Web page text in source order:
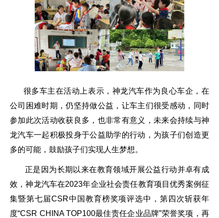
很多车主在活动上表示，神龙汽车作为良心车企，在
公司困难时期，仍坚持做公益，让车主们很受感动，同时
参加此次活动收获良多，也非常有意义，未来会持续与神
龙汽车一起积极投身于公益助学的行动，为孩子们创造更
多的可能，鼓励孩子们实现人生梦想。
正是因为长期以来在教育领域开展公益行动并卓有成
效，神龙汽车在2023年企业社会责任教育项目优秀案例征
集暨第七届CSR中国教育榜奖项评选中，第四次斩获年
度“CSR CHINA TOP100最佳责任企业品牌”荣誉奖项，再